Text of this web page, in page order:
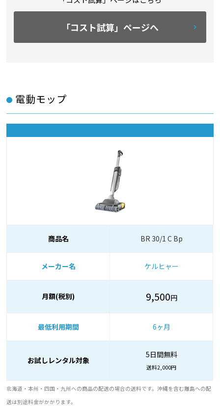
「コスト試算」ページへ
電動モップ
商品名 BR 30/1 C Bp
メーカー名 ケルヒャー
月額(税別) 9,500円
最低利用期間 6ヶ月
お試しレンタル対象
5日間無料
送料2,000円
北海道・本州・四国・九州への商品の配送の場合の送料です。沖縄を含む離島への配
送は別途料金がかかります。